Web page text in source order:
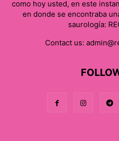
como hoy usted, en este
en donde se encontraba
saurología:
Contact us: